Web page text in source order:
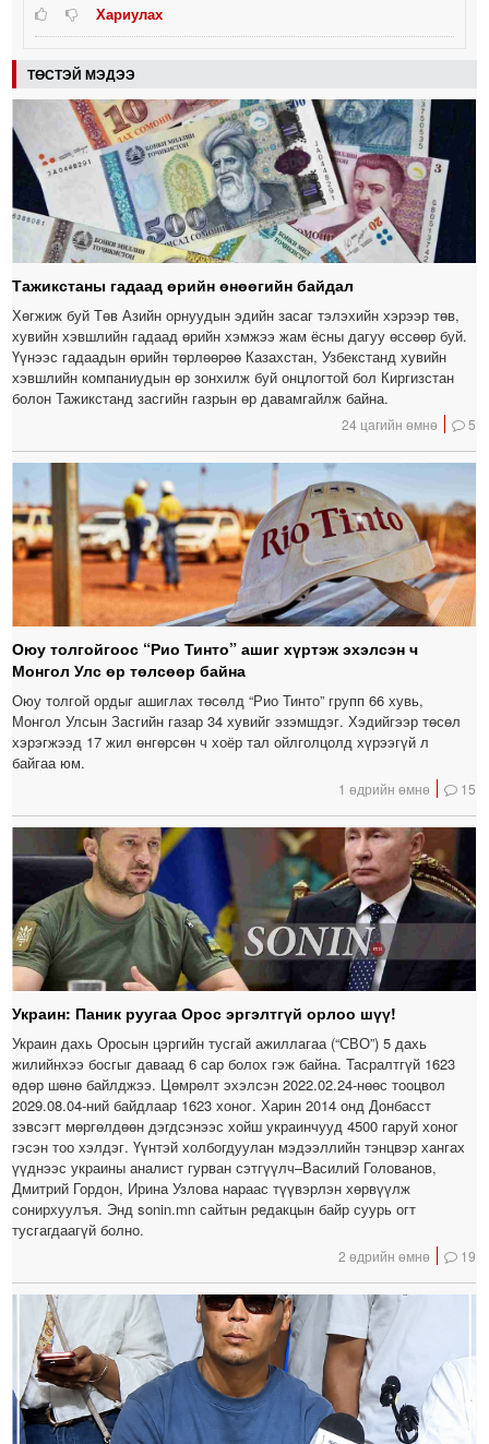
Хариулах
ТӨСТЭЙ МЭДЭЭ
Тажикстаны гадаад өрийн өнөөгийн байдал
Хөгжиж буй Төв Азийн орнуудын эдийн засаг тэлэхийн хэрээр төв,
хувийн хэвшлийн гадаад өрийн хэмжээ жам ёсны дагуу өссөөр буй.
Үүнээс гадаадын өрийн төрлөөрөө Казахстан, Узбекстанд хувийн
хэвшлийн компаниудын өр зонхилж буй онцлогтой бол Киргизстан
болон Тажикстанд засгийн газрын өр давамгайлж байна.
24 цагийн өмнө 5
Оюу толгойгоос “Рио Тинто” ашиг хүртэж эхэлсэн ч
Монгол Улс өр төлсөөр байна
Оюу толгой ордыг ашиглах төсөлд “Рио Тинто” групп 66 хувь,
Монгол Улсын Засгийн газар 34 хувийг эзэмшдэг. Хэдийгээр төсөл
хэрэгжээд 17 жил өнгөрсөн ч хоёр тал ойлголцолд хүрээгүй л
байгаа юм.
1 өдрийн өмнө 15
Украин: Паник руугаа Орос эргэлтгүй орлоо шүү!
Украин дахь Оросын цэргийн тусгай ажиллагаа (“СВО”) 5 дахь
жилийнхээ босгыг даваад 6 сар болох гэж байна. Тасралтгүй 1623
өдөр шөнө байлджээ. Цөмрөлт эхэлсэн 2022.02.24-нөөс тооцвол
2029.08.04-ний байдлаар 1623 хоног. Харин 2014 онд Донбасст
зэвсэгт мөргөлдөөн дэгдсэнээс хойш украинчууд 4500 гаруй хоног
гэсэн тоо хэлдэг. Үүнтэй холбогдуулан мэдээллийн тэнцвэр хангах
үүднээс украины аналист гурван сэтгүүлч–Василий Голованов,
Дмитрий Гордон, Ирина Узлова нараас түүвэрлэн хөрвүүлж
сонирхуулъя. Энд sonin.mn сайтын редакцын байр суурь огт
тусгагдаагүй болно.
2 өдрийн өмнө 19